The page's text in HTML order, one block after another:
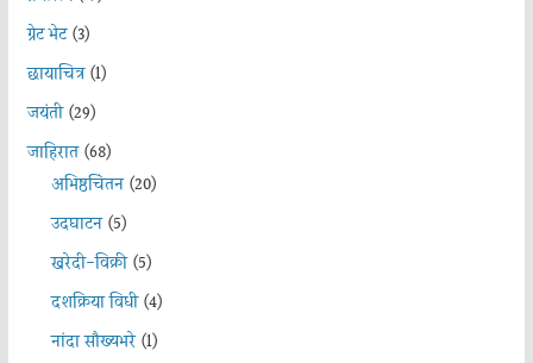
ग्रेट भेट(3)
छायाचित्र(1)
जयंती(29)
जाहिरात(68)
अभिष्ठचिंतन(20)
उदघाटन(5)
खरेदी-विक्री(5)
दशक्रिया विधी(4)
नांदा सौख्यभरे(1)